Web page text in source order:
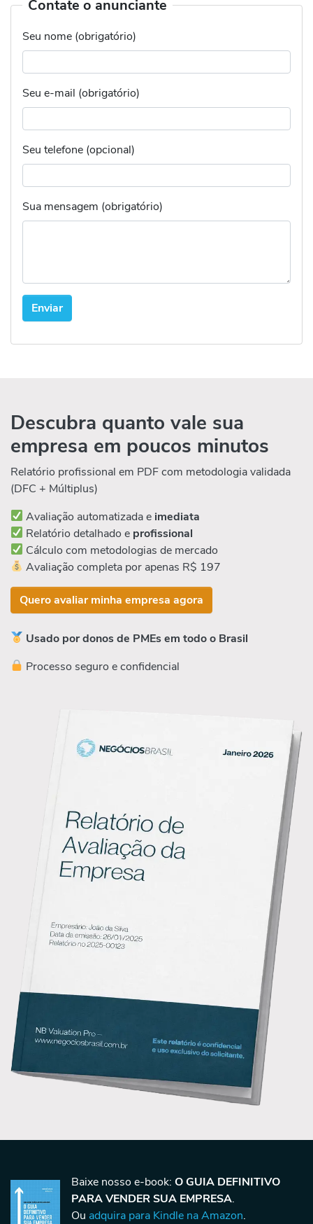
Contate o anunciante
Seu nome (obrigatório)
Seu e-mail (obrigatório)
Seu telefone (opcional)
Sua mensagem (obrigatório)
Descubra quanto vale sua
empresa em poucos minutos
Relatório profissional em PDF com metodologia validada
(DFC + Múltiplus)
Avaliação automatizada e imediata
Relatório detalhado e profissional
Cálculo com metodologias de mercado
Avaliação completa por apenas R$ 197
Quero avaliar minha empresa agora
Usado por donos de PMEs em todo o Brasil
Processo seguro e confidencial
Baixe nosso e-book: O GUIA DEFINITIVO
PARA VENDER SUA EMPRESA.
Ou adquira para Kindle na Amazon.